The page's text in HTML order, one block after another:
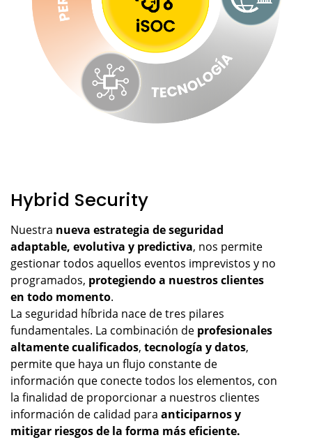
Hybrid Security
Nuestra nueva estrategia de seguridad
adaptable, evolutiva y predictiva, nos permite
gestionar todos aquellos eventos imprevistos y no
programados, protegiendo a nuestros clientes
en todo momento.
La seguridad híbrida nace de tres pilares
fundamentales. La combinación de profesionales
altamente cualificados, tecnología y datos,
permite que haya un flujo constante de
información que conecte todos los elementos, con
la finalidad de proporcionar a nuestros clientes
información de calidad para anticiparnos y
mitigar riesgos de la forma más eficiente.